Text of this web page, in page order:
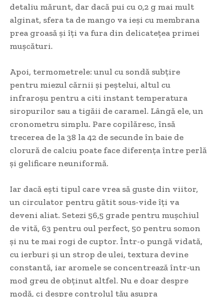
detaliu mărunt, dar dacă pui cu 0,2 g mai mult
alginat, sfera ta de mango va ieși cu membrana
prea groasă și îți va fura din delicatețea primei
mușcături.
Apoi, termometrele: unul cu sondă subțire
pentru miezul cărnii și peștelui, altul cu
infraroșu pentru a citi instant temperatura
siropurilor sau a tigăii de caramel. Lângă ele, un
cronometru simplu. Pare copilăresc, însă
trecerea de la 38 la 42 de secunde în baie de
clorură de calciu poate face diferența între perlă
și gelificare neuniformă.
Iar dacă ești tipul care vrea să guste din viitor,
un circulator pentru gătit sous-vide îți va
deveni aliat. Setezi 56,5 grade pentru mușchiul
de vită, 63 pentru oul perfect, 50 pentru somon
și nu te mai rogi de cuptor. Într-o pungă vidată,
cu ierburi și un strop de ulei, textura devine
constantă, iar aromele se concentrează într-un
mod greu de obținut altfel. Nu e doar despre
modă, ci despre controlul tău asupra